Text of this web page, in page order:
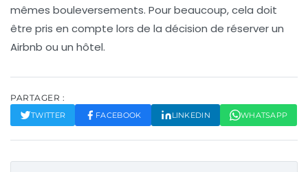
mêmes bouleversements. Pour beaucoup, cela doit
être pris en compte lors de la décision de réserver un
Airbnb ou un hôtel.
PARTAGER :
TWITTER FACEBOOK LINKEDIN WHATSAPP